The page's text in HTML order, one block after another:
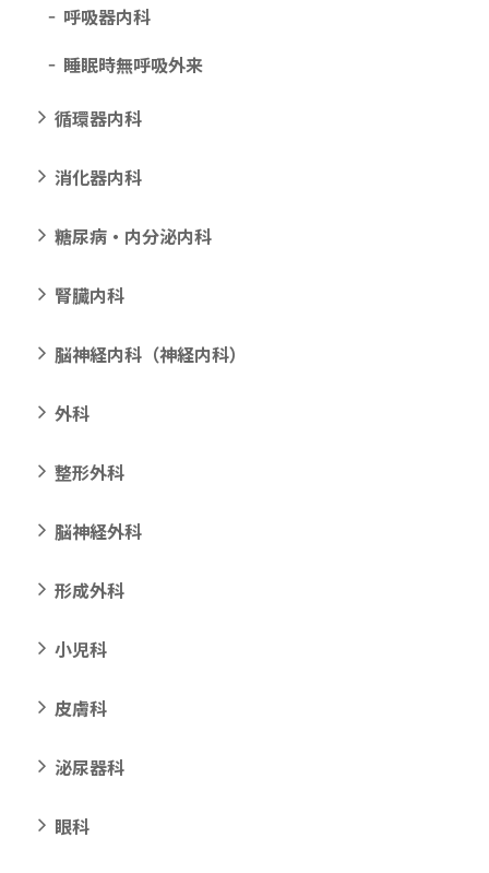
呼吸器内科
睡眠時無呼吸外来
循環器内科
消化器内科
糖尿病・内分泌内科
腎臓内科
脳神経内科（神経内科）
外科
整形外科
脳神経外科
形成外科
小児科
皮膚科
泌尿器科
眼科